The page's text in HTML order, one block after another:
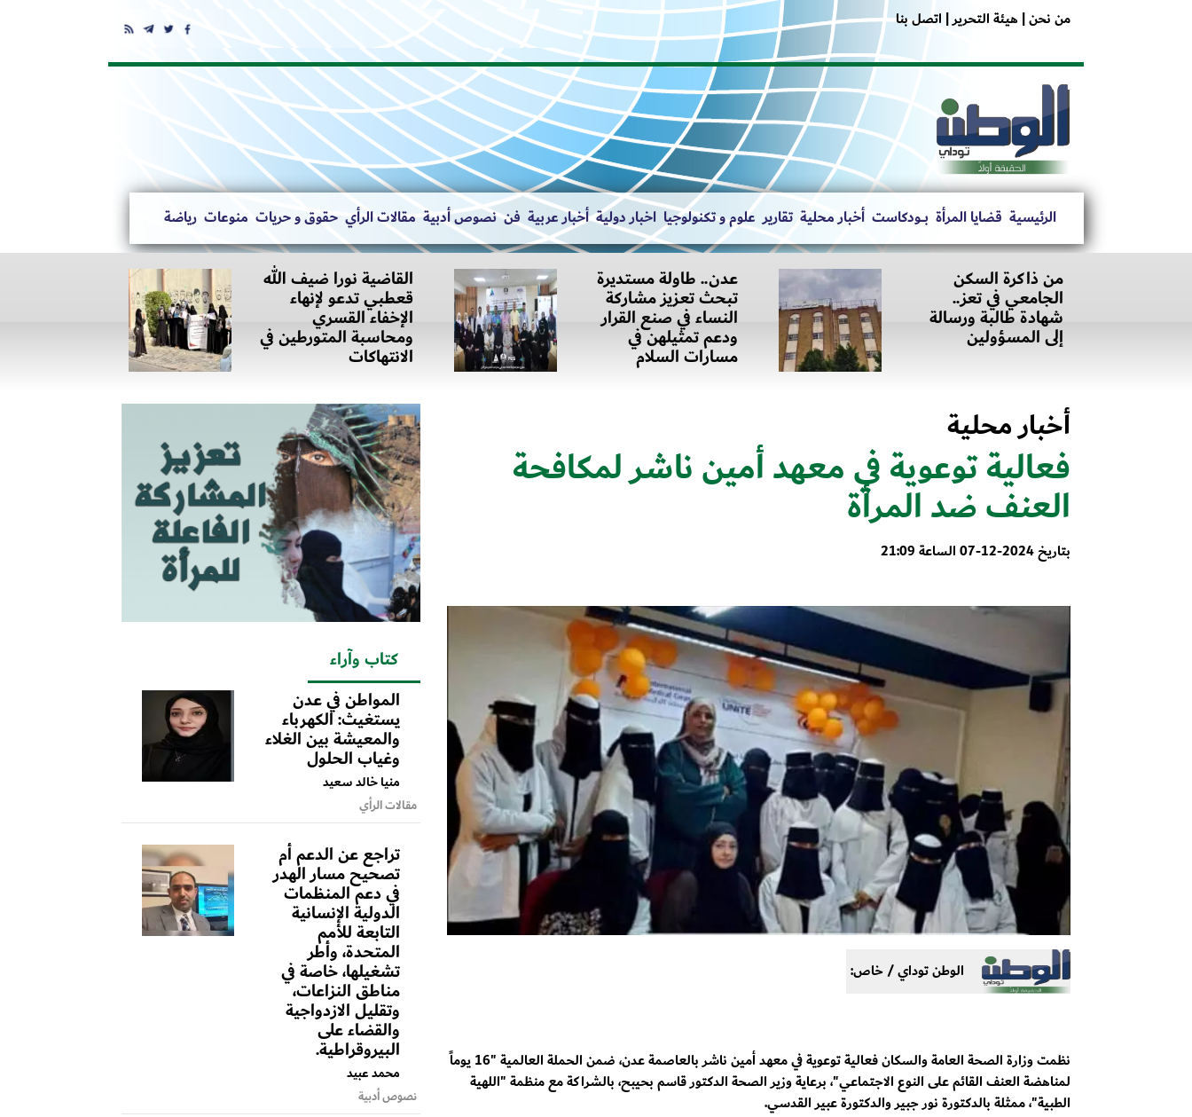
من نحن |هيئة التحرير | اتصل بنا
الرئيسية قضايا المرأة بــــودكاست أخبار محلية تقارير علوم و تكنولوجيا اخبار دولية أخبار عربية فن نصوص أدبية مقالات الرأي حقوق و حريات منوعات رياضة
من ذاكرة السكن
الجامعي في تعز..
شهادة طالبة ورسالة
إلى المسؤولين
عدن.. طاولة مستديرة
تبحث تعزيز مشاركة
النساء في صنع القرار
ودعم تمثيلهن في
مسارات السلام
القاضية نورا ضيف الله
قعطبي تدعو لإنهاء
الإخفاء القسري
ومحاسبة المتورطين في
الانتهاكات
أخبار محلية
فعالية توعوية في معهد أمين ناشر لمكافحة
العنف ضد المرأة
بتاريخ 2024-12-07 الساعة 21:09
الوطن توداي / خاص:
نظمت وزارة الصحة العامة والسكان فعالية توعوية في معهد أمين ناشر بالعاصمة عدن، ضمن الحملة العالمية "16 يوماً
لمناهضة العنف القائم على النوع الاجتماعي"، برعاية وزير الصحة الدكتور قاسم بحيبح، بالشراكة مع منظمة "اللهية
الطبية"، ممثلة بالدكتورة نور جبير والدكتورة عبير القدسي.
كتاب وآراء
المواطن في عدن
يستغيث: الكهرباء
والمعيشة بين الغلاء
وغياب الحلول
منيا خالد سعيد
مقالات الرأي
تراجع عن الدعم أم
تصحيح مسار الهدر
في دعم المنظمات
الدولية الإنسانية
التابعة للأمم
المتحدة، وأطر
تشغيلها، خاصة في
مناطق النزاعات،
وتقليل الازدواجية
والقضاء على
البيروقراطية.
محمد عبيد
نصوص أدبية